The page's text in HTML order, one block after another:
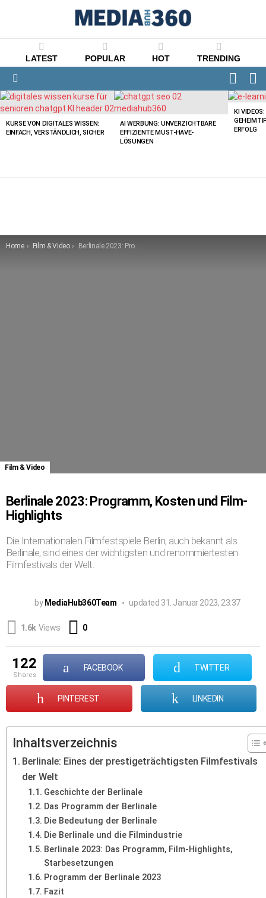
LATEST POPULAR HOT TRENDING
LATEST
STORIES
KURSE VON DIGITALES WISSEN:
EINFACH, VERSTÄNDLICH, SICHER
AI WERBUNG: UNVERZICHTBARE
EFFIZIENTE MUST-HAVE-
LÖSUNGEN
KI
ERFOLG
You are here:
Home Film & Video Berlinale 2023: Programm, Kosten und Film-Highlights
Film & Video
Berlinale 2023: Programm, Kosten und Film-
Highlights
Die Internationalen Filmfestspiele Berlin, auch bekannt als
Berlinale, sind eines der wichtigsten und renommiertesten
Filmfestivals der Welt.
by MediaHub360Team updated 31. Januar 2023, 23:37
1.6k Views 0
122
shares
FACEBOOK TWITTER
PINTEREST LINKEDIN
Inhaltsverzeichnis
Berlinale: Eines der prestigeträchtigsten Filmfestivals
der Welt
Geschichte der Berlinale
Das Programm der Berlinale
Die Bedeutung der Berlinale
Die Berlinale und die Filmindustrie
Berlinale 2023: Das Programm, Film-Highlights,
Starbesetzungen
Programm der Berlinale 2023
Fazit